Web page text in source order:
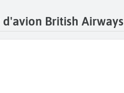
British Airways